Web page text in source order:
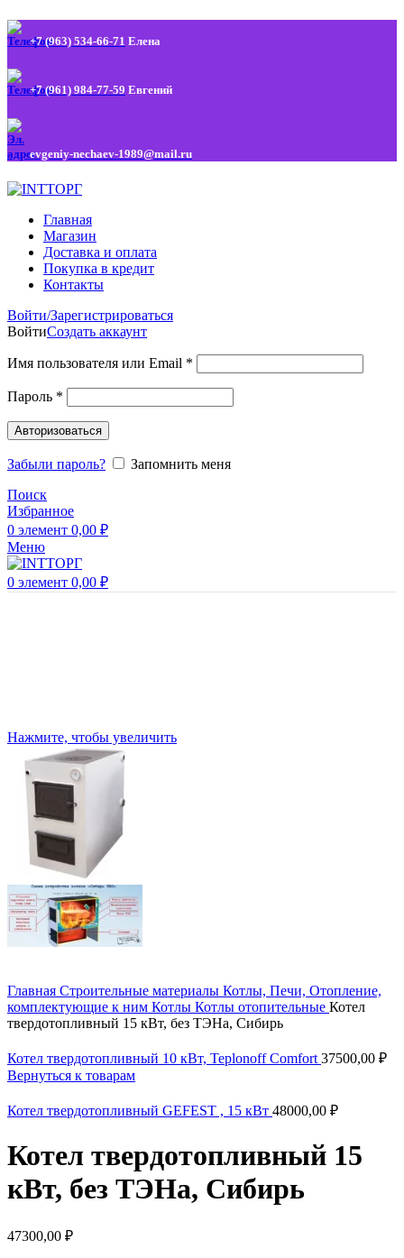
+7 (963) 534-66-71 Елена
+7 (961) 984-77-59 Евгений
evgeniy-nechaev-1989@mail.ru
Главная
Магазин
Доставка и оплата
Покупка в кредит
Контакты
Войти/Зарегистрироваться
ВойтиСоздать аккаунт
Имя пользователя или Email *
Пароль *
Авторизоваться
Забыли пароль?
Запомнить меня
Поиск
Избранное
0 элемент 0,00 ₽
Меню
0 элемент 0,00 ₽
Нажмите, чтобы увеличить
Главная Строительные материалы Котлы, Печи, Отопление,
комплектующие к ним Котлы Котлы отопительные Котел
твердотопливный 15 кВт, без ТЭНа, Сибирь
Котел твердотопливный 10 кВт, Teplonoff Comfort 37500,00 ₽
Вернуться к товарам
Котел твердотопливный GEFEST , 15 кВт 48000,00 ₽
Котел твердотопливный 15
кВт, без ТЭНа, Сибирь
47300,00 ₽